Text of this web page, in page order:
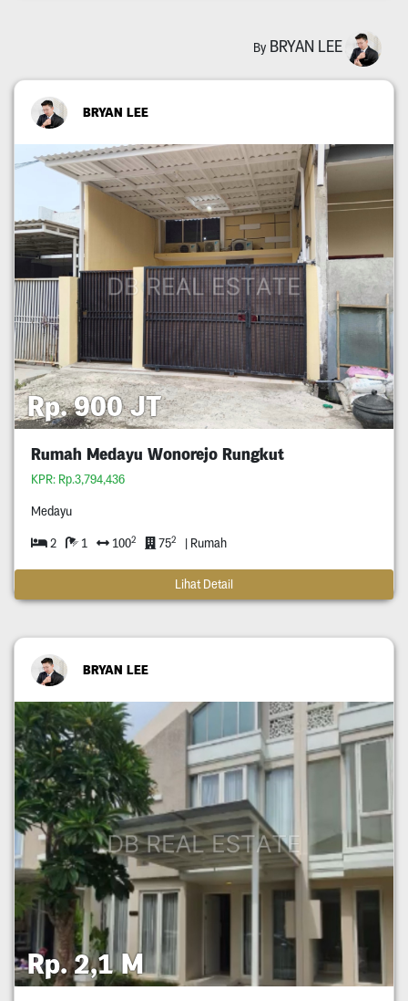
By BRYAN LEE
BRYAN LEE
Rp. 900 JT
Rumah Medayu Wonorejo Rungkut
KPR: Rp.3,794,436
Medayu
2 1 1002 752 | Rumah
Lihat Detail
BRYAN LEE
Rp. 2,1 M